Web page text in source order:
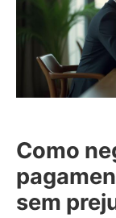
Como
sem